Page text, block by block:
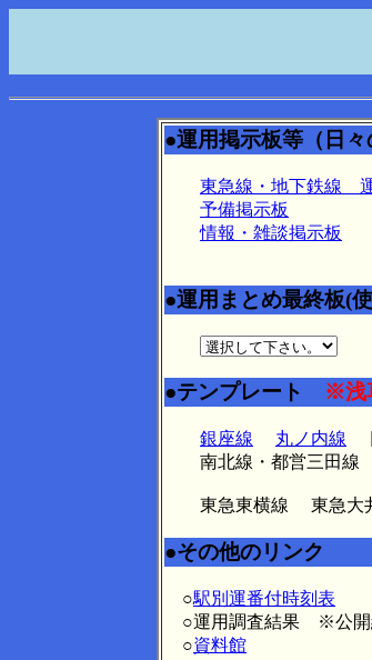
●運用掲示板等（日々
東急線・地下鉄線
予備掲示板
情報・雑談掲示板
●運用まとめ最終板(
●テンプレート ※浅
銀座線 丸ノ内線
南北線・都営三田線
東急東横線 東急大
●その他のリンク
○駅別運番付時刻表
○運用調査結果 ※公開
○資料館